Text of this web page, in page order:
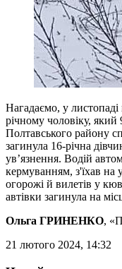
Нагадаємо, у
річному чоловіку,
Полтавського району
загинула 16-річна
ув’язнення. Водій
кермуванням, з'їхав на
огорожі й вилетів у
автівки загинула на
Ольга ГРИНЕНКО,
21 лютого 2024, 14:32